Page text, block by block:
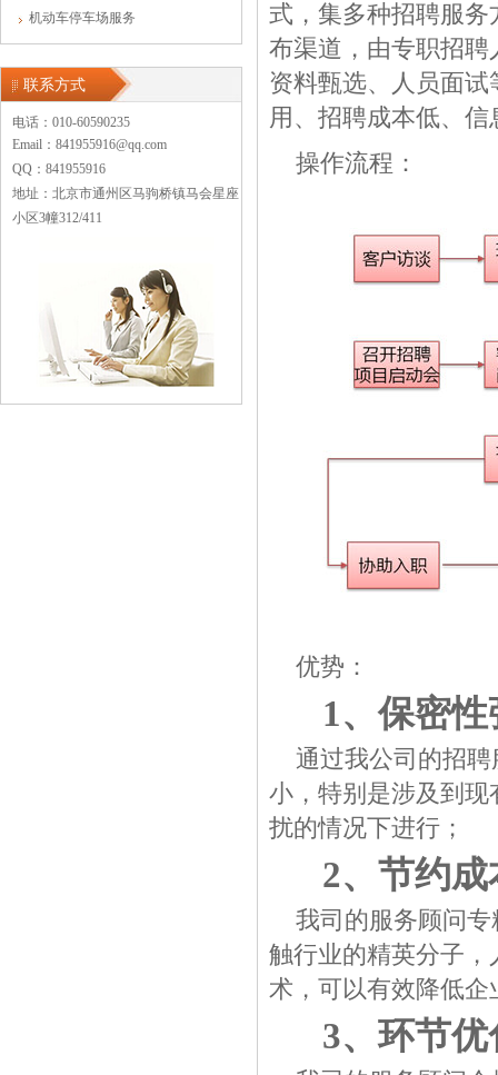
机动车停车场服务
联系方式
电话：010-60590235
Email：841955916@qq.com
QQ：841955916
地址：北京市通州区马驹桥镇马会星座
小区3幢312/411
式，集多种招聘服
布渠道，由专职招
资料甄选、人员面
用、招聘成本低、
操作流程：
优势：
1、保密性
通过我公司的招
小，特别是涉及到
扰的情况下进行；
2、节约成
我司的服务顾问
触行业的精英分子
术，可以有效降低
3、环节优